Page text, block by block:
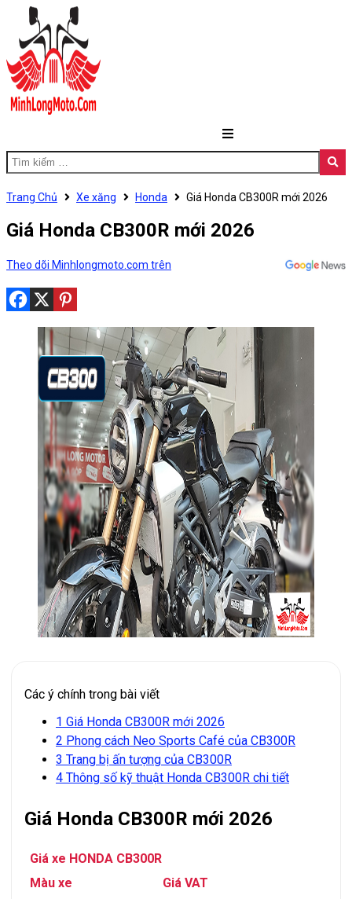
Trang Chủ Xe xăng Honda Giá Honda CB300R mới 2026
Giá Honda CB300R mới 2026
Theo dõi Minhlongmoto.com trên
Các ý chính trong bài viết
1 Giá Honda CB300R mới 2026
2 Phong cách Neo Sports Café của CB300R
3 Trang bị ấn tượng của CB300R
4 Thông số kỹ thuật Honda CB300R chi tiết
Giá Honda CB300R mới 2026
Giá xe HONDA CB300R
Màu xe
Giá VAT